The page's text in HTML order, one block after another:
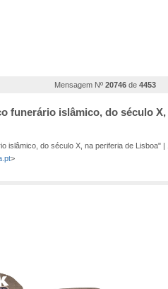
Mensagem Nº 20746 de 4453
funerário islâmico, do século
islâmico, do século X, na periferia de Lisboa" |
>